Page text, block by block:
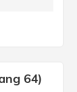
64)